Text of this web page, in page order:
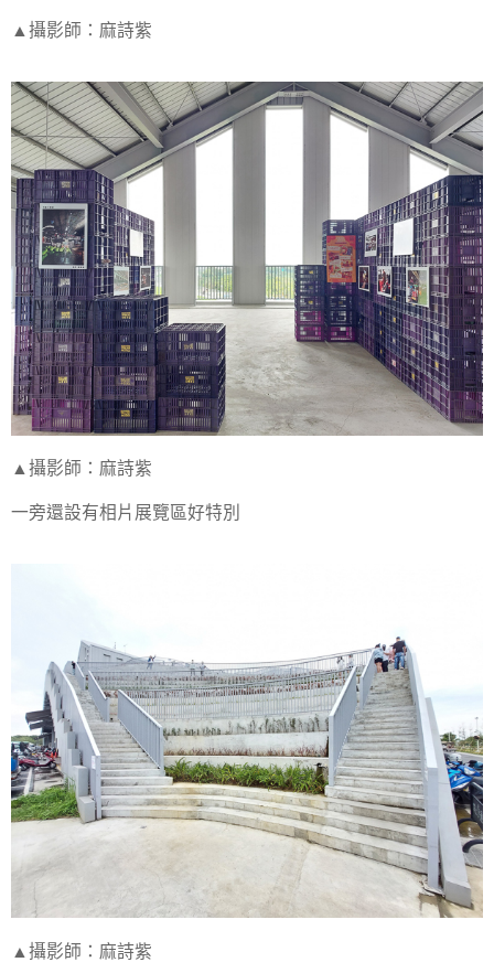
▲攝影師：麻詩紫
▲攝影師：麻詩紫
一旁還設有相片展覽區好特別
▲攝影師：麻詩紫